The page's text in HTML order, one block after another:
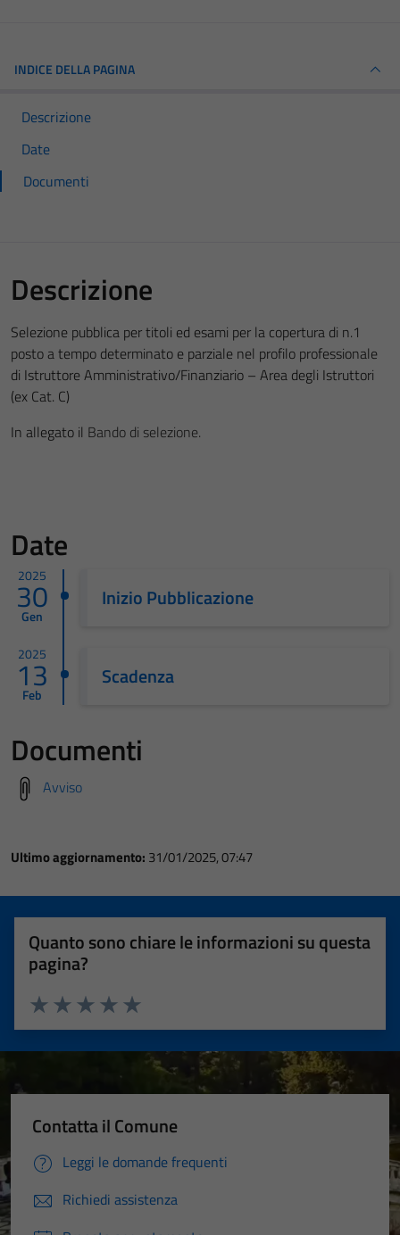
INDICE DELLA PAGINA
Descrizione
Date
Documenti
Descrizione
Selezione pubblica per titoli ed esami per la copertura di n.1
posto a tempo determinato e parziale nel profilo professionale
di Istruttore Amministrativo/Finanziario – Area degli Istruttori
(ex Cat. C)
In allegato il Bando di selezione.
Date
2025
30
Gen
Inizio Pubblicazione
2025
13
Feb
Scadenza
Documenti
Avviso
Ultimo aggiornamento: 31/01/2025, 07:47
Quanto sono chiare le informazioni su questa
pagina?
Valuta 5 stelle su 5
Valuta 4 stelle su 5
Valuta 3 stelle su 5
Valuta 2 stelle su 5
Valuta 1 stelle su 5
Contatta il Comune
Leggi le domande frequenti
Richiedi assistenza